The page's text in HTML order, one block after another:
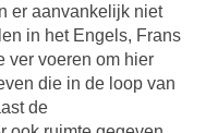
er aanvankelijk niet
in het Engels, Frans
ver voeren om hier
die in de loop van
de